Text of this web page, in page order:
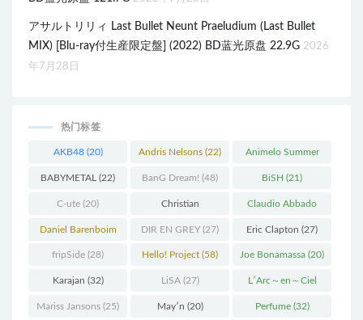
アサルトリリィ Last Bullet Neunt Praeludium (Last Bullet
MIX) [Blu-ray付生産限定盤] (2022) BD蓝光原盘 22.9G 2026
年7月28日
热门标签
AKB48(20) Andris Nelsons (22) Animelo Summer
Live (34)
BABYMETAL (22) BanG Dream! (48) BiSH (21)
C-ute (20) Christian
Thielemann(36)
Claudio Abbado
(25)
Daniel Barenboim
(37)
DIR EN GREY (27) Eric Clapton (27)
fripSide (28) Hello! Project (58) Joe Bonamassa (20)
Karajan (32) LiSA(27) L′Arc～en～Ciel
(41)
Mariss Jansons (25) May′n (20) Perfume(32)